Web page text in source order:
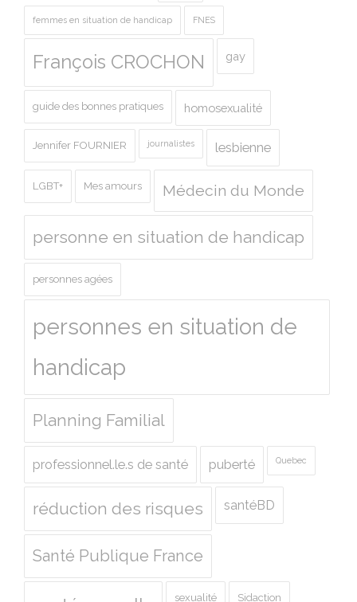
femmes en situation de handicap FNES
François CROCHON gay
guide des bonnes pratiques homosexualité
Jennifer FOURNIER journalistes lesbienne
LGBT+ Mes amours Médecin du Monde
personne en situation de handicap
personnes agées
personnes en situation de
handicap
Planning Familial
professionnel.le.s de santé puberté Quebec
réduction des risques santéBD
Santé Publique France
sexualité Sidaction